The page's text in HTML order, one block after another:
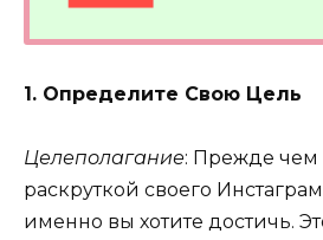
1. Определите Свою Цель
Целеполагание: Прежде чем
раскруткой своего
именно вы хотите достичь.